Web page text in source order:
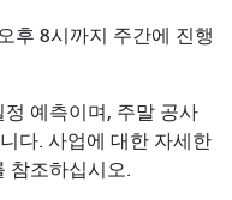
후 8시까지 주간에 진행
예측이며, 주말 공사
다. 사업에 대한 자세한
참조하십시오.